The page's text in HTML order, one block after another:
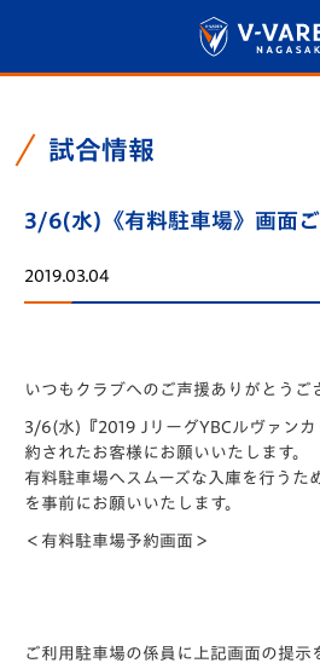
試合情報
3/6(水)《有料駐車場》画面
2019.03.04
いつもクラブへのご声援ありがとうご
3/6(水)『2019 JリーグYBCルヴァン
約されたお客様にお願いいたします。
有料駐車場へスムーズな入庫を行うた
を事前にお願いいたします。
＜有料駐車場予約画面＞
ご利用駐車場の係員に上記画面の提示